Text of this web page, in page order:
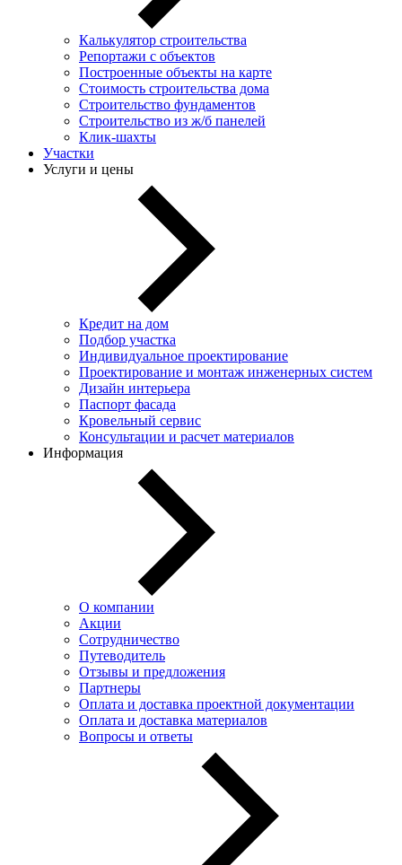
Калькулятор строительства
Репортажи с объектов
Построенные объекты на карте
Стоимость строительства дома
Строительство фундаментов
Строительство из ж/б панелей
Клик-шахты
Участки
Услуги и цены
Кредит на дом
Подбор участка
Индивидуальное проектирование
Проектирование и монтаж инженерных систем
Дизайн интерьера
Паспорт фасада
Кровельный сервис
Консультации и расчет материалов
Информация
О компании
Акции
Сотрудничество
Путеводитель
Отзывы и предложения
Партнеры
Оплата и доставка проектной документации
Оплата и доставка материалов
Вопросы и ответы